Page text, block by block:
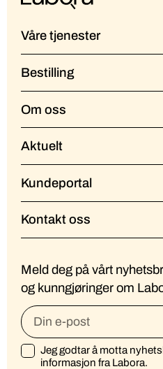
Meld deg på vårt
og kunngjøringer om
Jeg godtar å motta
informasjon fra Labora.
Våre tjenester
Bestilling
Om oss
Aktuelt
Kundeportal
Kontakt oss